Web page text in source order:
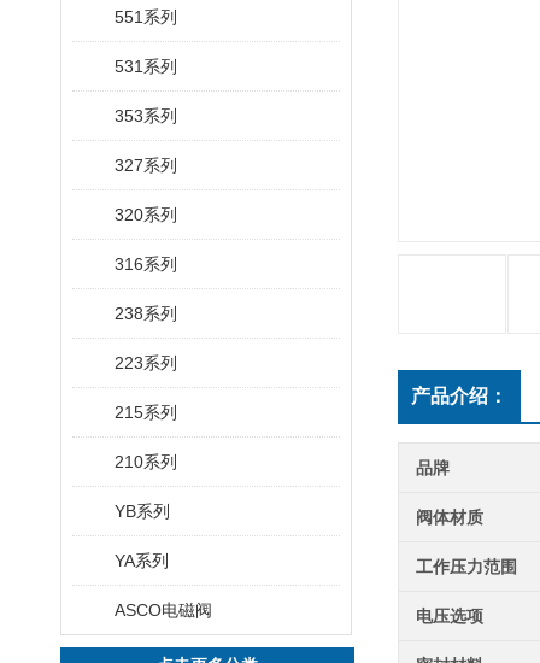
551系列
531系列
353系列
327系列
320系列
316系列
238系列
223系列
215系列
210系列
YB系列
YA系列
ASCO电磁阀
产品介绍：
品牌
阀体材质
工作压力范围
电压选项